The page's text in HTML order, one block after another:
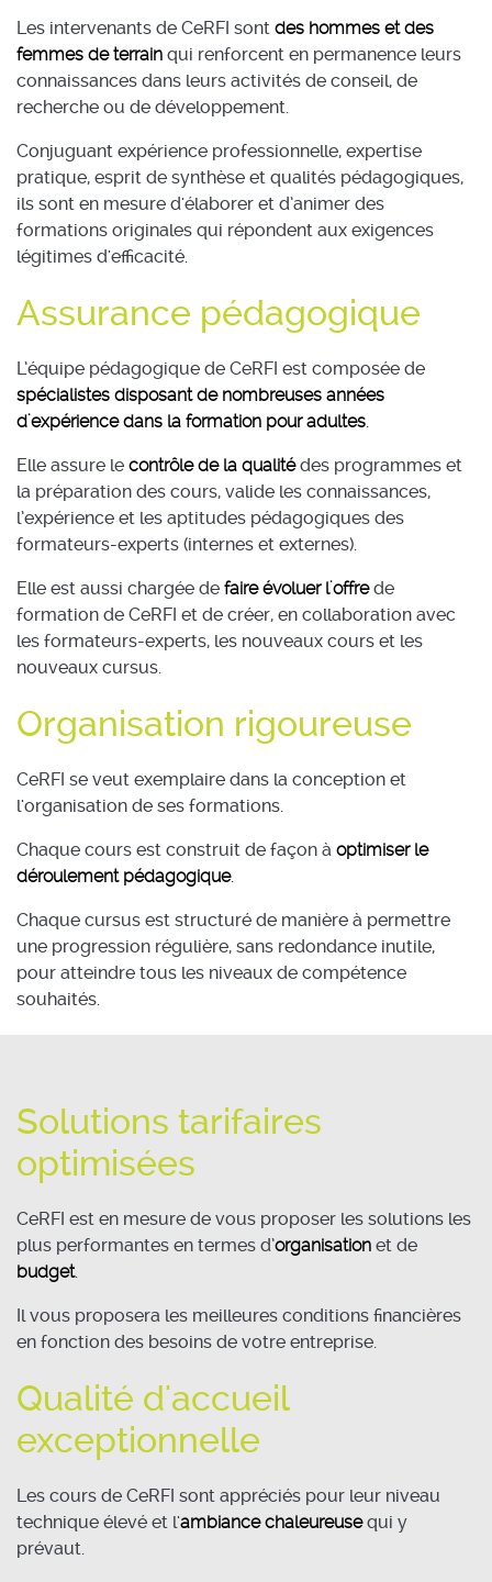
Les intervenants de CeRFI sont des hommes et des
femmes de terrain qui renforcent en permanence leurs
connaissances dans leurs activités de conseil, de
recherche ou de développement.
Conjuguant expérience professionnelle, expertise
pratique, esprit de synthèse et qualités pédagogiques,
ils sont en mesure d'élaborer et d’animer des
formations originales qui répondent aux exigences
légitimes d'efficacité.
Assurance pédagogique
L’équipe pédagogique de CeRFI est composée de
spécialistes disposant de nombreuses années
d'expérience dans la formation pour adultes
Elle assure le contrôle de la qualitédes programmes et
la préparation des cours, valide les connaissances,
l’expérience et les aptitudes pédagogiques des
formateurs-experts (internes et externes).
Elle est aussi chargée de faire évoluer l'offrede
formation de CeRFI et de créer, en collaboration avec
les formateurs-experts, les nouveaux cours et les
nouveaux cursus.
Organisation rigoureuse
CeRFI se veut exemplaire dans la conception et
l'organisation de ses formations.
Chaque cours est construit de façon à optimiser le
déroulement pédagogique.
Chaque cursus est structuré de manière à permettre
une progression régulière, sans redondance inutile,
pour atteindre tous les niveaux de compétence
souhaités.
Solutions tarifaires
optimisées
CeRFI est en mesure de vous proposer les solutions les
plus performantes en termes d’organisation et de
budget.
Il vous proposera les meilleures conditions financières
en fonction des besoins de votre entreprise.
Qualité d'accueil
exceptionnelle
Les cours de CeRFI sont appréciés pour leur niveau
technique élevé et l'ambiance chaleureusequi y
prévaut.